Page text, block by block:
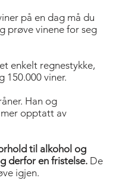
på en dag må du
prøve vinene for seg
enkelt regnestykke,
150.000 viner.
Han og
opptatt av
til alkohol og
derfor en fristelse. De
igjen.